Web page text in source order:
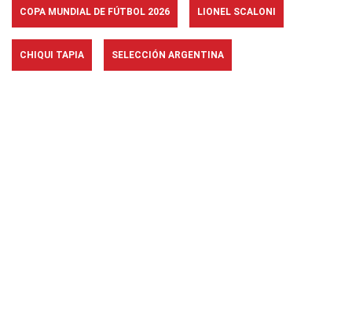
COPA MUNDIAL DE FÚTBOL 2026 LIONEL SCALONI
CHIQUI TAPIA SELECCIÓN ARGENTINA